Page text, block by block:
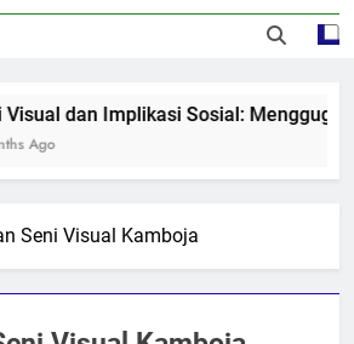
Visual dan Implikasi Sosial:
Ago
Seni Visual Kamboja